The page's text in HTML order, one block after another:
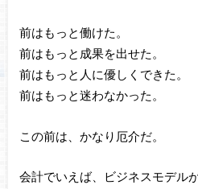
前はもっと働けた。
前はもっと成果を出せた。
前はもっと人に優しくできた。
前はもっと迷わなかった。
この前は、かなり厄介だ。
会計でいえば、ビジネスモデル